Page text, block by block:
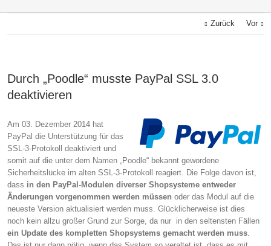
Zurück Vor
Durch „Poodle“ musste PayPal SSL 3.0
deaktivieren
Am 03. Dezember 2014 hat
PayPal die Unterstützung für das
SSL-3-Protokoll deaktiviert und
somit auf die unter dem Namen „Poodle“ bekannt gewordene
Sicherheitslücke im alten SSL-3-Protokoll reagiert. Die Folge davon ist,
dass in den PayPal-Modulen diverser Shopsysteme entweder
Änderungen vorgenommen werden müssen oder das Modul auf die
neueste Version aktualisiert werden muss. Glücklicherweise ist dies
noch kein allzu großer Grund zur Sorge, da nur in den seltensten Fällen
ein Update des kompletten Shopsystems gemacht werden muss.